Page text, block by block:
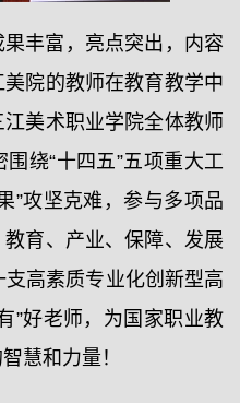
丰富，亮点突出，内容
院的教师在教育教学中
美术职业学院全体教师
绕“十四五”五项重大工
”攻坚克难，参与多项品
育、产业、保障、发展
高素质专业化创新型高
”好老师，为国家职业教
慧和力量！